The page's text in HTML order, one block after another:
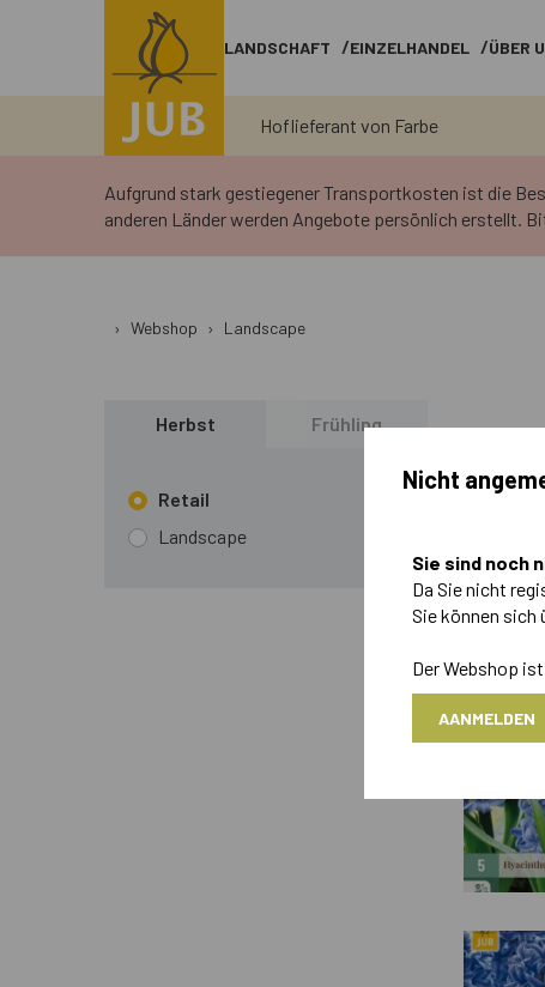
LANDSCHAFT EINZELHANDEL ÜBER
Hoflieferant von Farbe
Aufgrund stark gestiegener Transportkosten ist die
anderen Länder werden Angebote persönlich erstellt.
› Webshop › Landscape
Herbst Frühling
Retail
Landscape
676 Artikel
Nicht
Sie sind noch
Da Sie nicht
Sie können sich
Der Webshop
AANMELDEN